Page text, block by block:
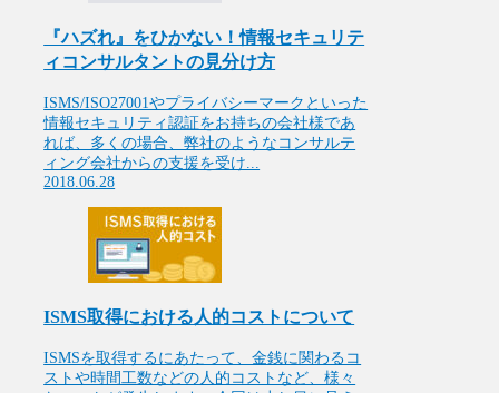
『ハズれ』をひかない！情報セキュリテ
ィコンサルタントの見分け方
ISMS/ISO27001やプライバシーマークといった
情報セキュリティ認証をお持ちの会社様であ
れば、多くの場合、弊社のようなコンサルテ
ィング会社からの支援を受け...
2018.06.28
ISMS取得における人的コストについて
ISMSを取得するにあたって、金銭に関わるコ
ストや時間工数などの人的コストなど、様々